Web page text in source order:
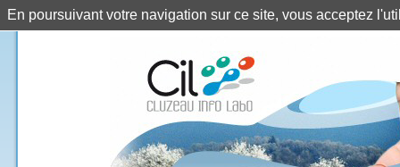
En poursuivant votre navigation sur ce site, vous acceptez